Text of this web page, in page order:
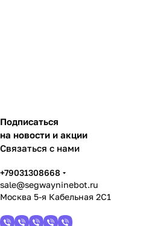
Подписаться
на новости и акции
Связаться с нами
+79031308668
sale@segwayninebot.ru
Москва 5-я Кабельная 2С1